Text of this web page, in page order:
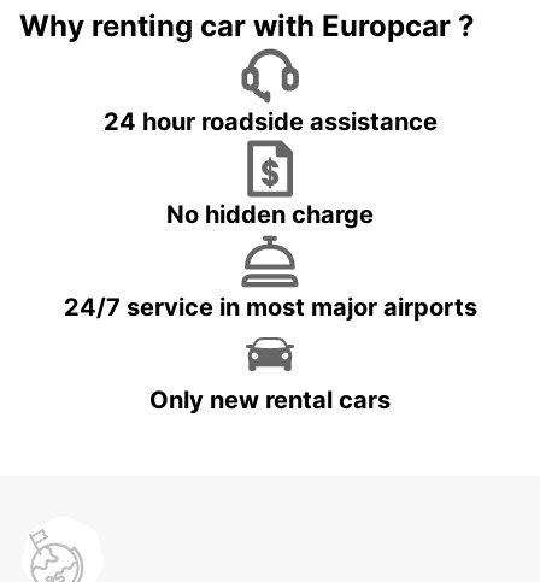
Why renting car with Europcar ?
24 hour roadside assistance
No hidden charge
24/7 service in most major airports
Only new rental cars